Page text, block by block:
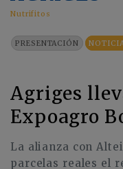
Nutrifitos
PRESENTACIÓN
Agriges
Expoagro
La alianza con
parcelas reales el